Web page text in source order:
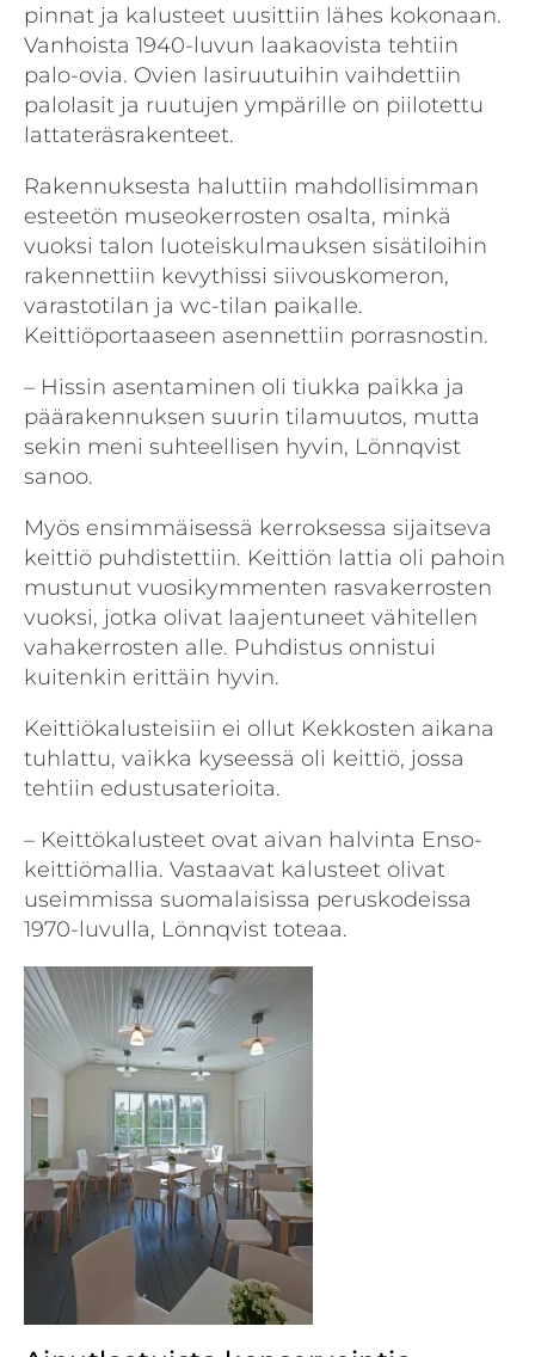
pinnat ja kalusteet uusittiin lähes kokonaan.
Vanhoista 1940-luvun laakaovista tehtiin
palo-ovia. Ovien lasiruutuihin vaihdettiin
palolasit ja ruutujen ympärille on piilotettu
lattateräsrakenteet.
Rakennuksesta haluttiin mahdollisimman
esteetön museokerrosten osalta, minkä
vuoksi talon luoteiskulmauksen sisätiloihin
rakennettiin kevythissi siivouskomeron,
varastotilan ja wc-tilan paikalle.
Keittiöportaaseen asennettiin porrasnostin.
– Hissin asentaminen oli tiukka paikka ja
päärakennuksen suurin tilamuutos, mutta
sekin meni suhteellisen hyvin, Lönnqvist
sanoo.
Myös ensimmäisessä kerroksessa sijaitseva
keittiö puhdistettiin. Keittiön lattia oli pahoin
mustunut vuosikymmenten rasvakerrosten
vuoksi, jotka olivat laajentuneet vähitellen
vahakerrosten alle. Puhdistus onnistui
kuitenkin erittäin hyvin.
Keittiökalusteisiin ei ollut Kekkosten aikana
tuhlattu, vaikka kyseessä oli keittiö, jossa
tehtiin edustusaterioita.
– Keittökalusteet ovat aivan halvinta Enso-
keittiömallia. Vastaavat kalusteet olivat
useimmissa suomalaisissa peruskodeissa
1970-luvulla, Lönnqvist toteaa.